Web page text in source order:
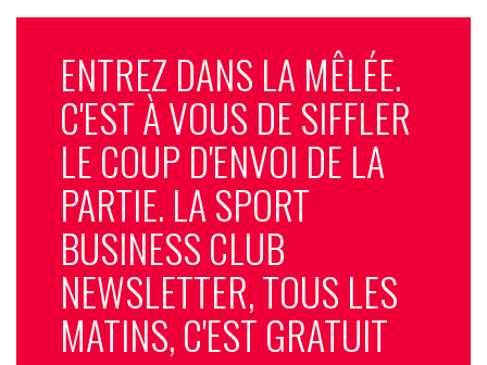
ENTREZ DANS LA MÊLÉE.
C'EST À VOUS DE SIFFLER
LE COUP D'ENVOI DE LA
PARTIE. LA SPORT
BUSINESS CLUB
NEWSLETTER, TOUS LES
MATINS, C'EST GRATUIT